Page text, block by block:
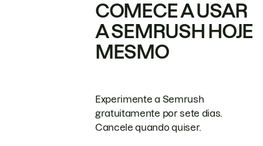
COMECE A USAR
A SEMRUSH HOJE
MESMO
Experimente a Semrush
gratuitamente por sete dias.
Cancele quando quiser.